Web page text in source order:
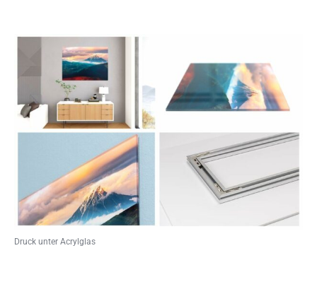
Druck unter Acrylglas